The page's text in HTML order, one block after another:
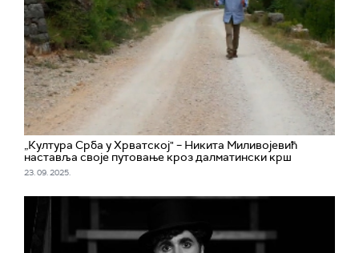
„Култура Срба у Хрватској" – Никита Миливојевић
наставља своје путовање кроз далматински крш
23. 09. 2025.